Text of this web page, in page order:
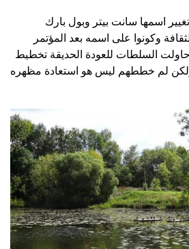
اسمها سانت بيتر وبول بارك
وكونوا على اسمه بعد المؤتمر
حاولت السلطات للعودة الحديقة تخطيط
لم خططهم ليس هو استعادة مظهره